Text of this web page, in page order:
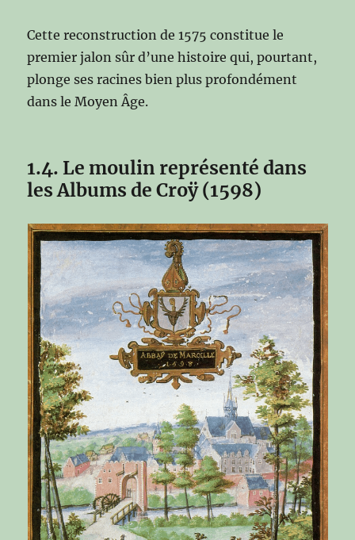
Cette reconstruction de 1575 constitue le
premier jalon sûr d’une histoire qui, pourtant,
plonge ses racines bien plus profondément
dans le Moyen Âge.
1.4. Le moulin représenté dans
les Albums de Croÿ (1598)